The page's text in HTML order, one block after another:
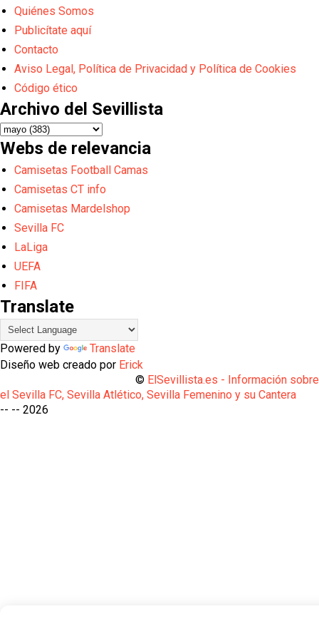
Quiénes Somos
Publicítate aquí
Contacto
Aviso Legal, Política de Privacidad y Política de Cookies
Código ético
Archivo del Sevillista
Webs de relevancia
Camisetas Football Camas
Camisetas CT info
Camisetas Mardelshop
Sevilla FC
LaLiga
UEFA
FIFA
Translate
Powered by
Translate
Diseño web creado por Erick
© ElSevillista.es - Información sobre
el Sevilla FC, Sevilla Atlético, Sevilla Femenino y su Cantera
-- -- 2026